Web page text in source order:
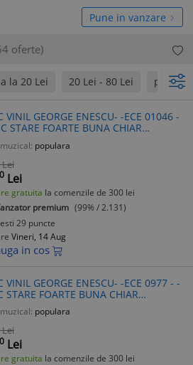
Pune in vanzare
oferte)
la 20 Lei 20 Lei - 80 Lei peste
VINIL GEORGE ENESCU- -ECE 01046 -
STARE FOARTE BUNA CHIAR
populara
Lei
Lei
gratuita la comenzile de 300 lei
premium (99% / 2.131)
29 puncte
Vineri, 14 Aug
in cos
VINIL GEORGE ENESCU- -ECE 0977 - -
STARE FOARTE BUNA CHIAR
populara
Lei
Lei
gratuita la comenzile de 300 lei